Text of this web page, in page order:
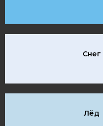
Снег
Лёд